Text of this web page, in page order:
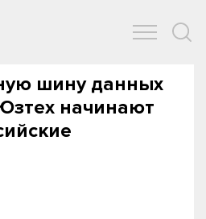
шину данных
начинают